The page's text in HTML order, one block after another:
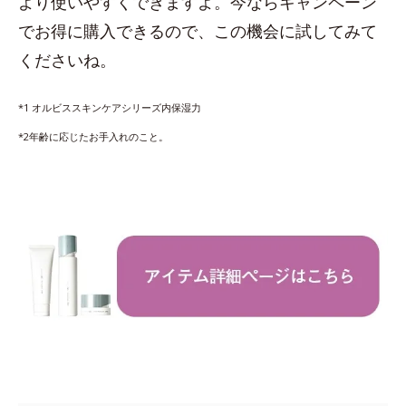
でお得に購入できるので、この機会に試してみて
くださいね。
*1 オルビススキンケアシリーズ内保湿力
*2年齢に応じたお手入れのこと。